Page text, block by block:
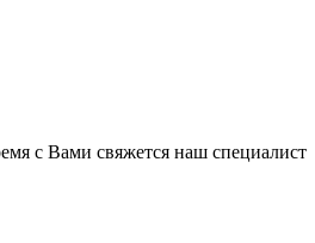
с Вами свяжется наш специалист